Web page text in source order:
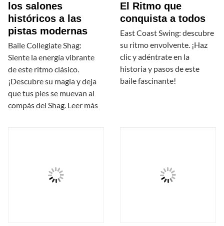
los salones
históricos a las
pistas modernas
Baile Collegiate Shag:
Siente la energía vibrante
de este ritmo clásico.
¡Descubre su magia y deja
que tus pies se muevan al
compás del Shag. Leer más
El Ritmo que
conquista a todos
East Coast Swing: descubre
su ritmo envolvente. ¡Haz
clic y adéntrate en la
historia y pasos de este
baile fascinante!